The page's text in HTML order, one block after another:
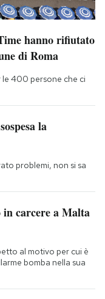
hanno rifiutato
di Roma
le 400 persone che ci
la
problemi, non si sa
carcere a Malta
al motivo per cui è
bomba nella sua